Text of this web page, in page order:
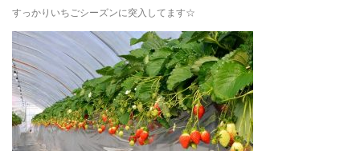
すっかりいちごシーズンに突入してます☆